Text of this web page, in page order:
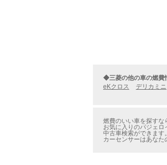
◆三菱の他の車の燃費
eKクロス
デリカミニ
燃費のいい車を探すな
お気に入りのパジェ
中古車検索ができます。
カーセンサーはあなた